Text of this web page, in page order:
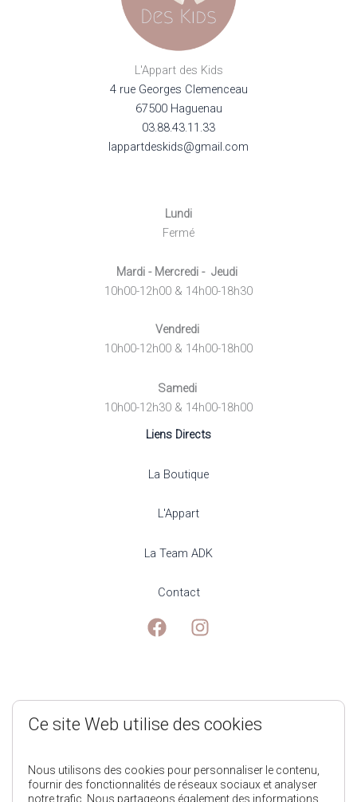
du
produit
L'Appart des Kids
4 rue Georges Clemenceau
67500 Haguenau
03.88.43.11.33
lappartdeskids@gmail.com
Lundi
Fermé
Mardi - Mercredi - Jeudi
10h00-12h00 & 14h00-18h30
Vendredi
10h00-12h00 & 14h00-18h00
Samedi
10h00-12h30 & 14h00-18h00
Liens Directs
La Boutique
L'Appart
La Team ADK
Contact
Mentions Légales
Politique de Confidentialité
Ce site Web utilise des cookies
Nous utilisons des cookies pour personnaliser le contenu,
fournir des fonctionnalités de réseaux sociaux et analyser
notre trafic. Nous partageons également des informations